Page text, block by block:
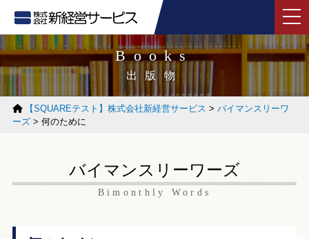
Books
出版物
【SQUAREテスト】株式会社新経営サービス > バイマンスリーワ
ーズ> 何のために
バイマンスリーワーズ
Bimonthly Words